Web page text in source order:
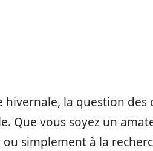
hivernale, la question
Que vous soyez un
simplement à la